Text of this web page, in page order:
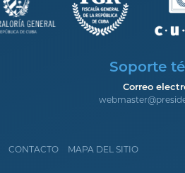
Soporte
Correo
CONTACTO MAPA DEL SITIO